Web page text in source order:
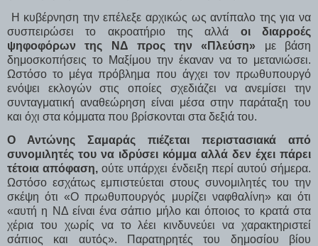
Η κυβέρνηση την επέλεξε αρχικώς ως αντίπαλο της για να
συσπειρώσει το ακροατήριο της αλλά οι διαρροές
ψηφοφόρων της ΝΔ προς την «Πλεύση» με βάση
δημοσκοπήσεις το Μαξίμου την έκαναν να το μετανιώσει.
Ωστόσο το μέγα πρόβλημα που άγχει τον πρωθυπουργό
ενόψει εκλογών στις οποίες σχεδιάζει να ανεμίσει την
συνταγματική αναθεώρηση είναι μέσα στην παράταξη του
και όχι στα κόμματα που βρίσκονται στα δεξιά του.
Ο Αντώνης Σαμαράς πιέζεται περιστασιακά από
συνομιλητές του να ιδρύσει κόμμα αλλά δεν έχει πάρει
τέτοια απόφαση, ούτε υπάρχει ένδειξη περί αυτού σήμερα.
Ωστόσο εσχάτως εμπιστεύεται στους συνομιλητές του την
σκέψη ότι «Ο πρωθυπουργός μυρίζει ναφθαλίνη» και ότι
«αυτή η ΝΔ είναι ένα σάπιο μήλο και όποιος το κρατά στα
χέρια του χωρίς να το λέει κινδυνεύει να χαρακτηριστεί
σάπιος και αυτός». Παρατηρητές του δημοσίου βίου